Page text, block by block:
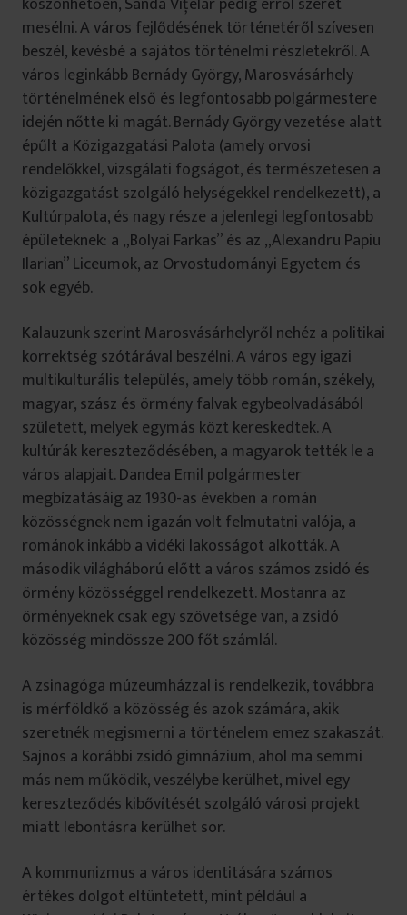
mesélni. A város fejlődésének történetéről szívesen
beszél, kevésbé a sajátos történelmi részletekről. A
város leginkább Bernády György, Marosvásárhely
történelmének első és legfontosabb polgármestere
idején nőtte ki magát. Bernády György vezetése alatt
épűlt a Közigazgatási Palota (amely orvosi
rendelőkkel, vizsgálati fogságot, és természetesen a
közigazgatást szolgáló helységekkel rendelkezett), a
Kultúrpalota, és nagy része a jelenlegi legfontosabb
épületeknek: a „Bolyai Farkas” és az „Alexandru Papiu
Ilarian” Liceumok, az Orvostudományi Egyetem és
sok egyéb.
Kalauzunk szerint Marosvásárhelyről nehéz a politikai
korrektség szótárával beszélni. A város egy igazi
multikulturális település, amely több román, székely,
magyar, szász és örmény falvak egybeolvadásából
született, melyek egymás közt kereskedtek. A
kultúrák kereszteződésében, a magyarok tették le a
város alapjait. Dandea Emil polgármester
megbízatásáig az 1930-as években a román
közösségnek nem igazán volt felmutatni valója, a
románok inkább a vidéki lakosságot alkották. A
második világháború előtt a város számos zsidó és
örmény közösséggel rendelkezett. Mostanra az
örményeknek csak egy szövetsége van, a zsidó
közösség mindössze 200 főt számlál.
A zsinagóga múzeumházzal is rendelkezik, továbbra
is mérföldkő a közösség és azok számára, akik
szeretnék megismerni a történelem emez szakaszát.
Sajnos a korábbi zsidó gimnázium, ahol ma semmi
más nem működik, veszélybe kerülhet, mivel egy
kereszteződés kibővítését szolgáló városi projekt
miatt lebontásra kerülhet sor.
A kommunizmus a város identitására számos
értékes dolgot eltüntetett, mint például a